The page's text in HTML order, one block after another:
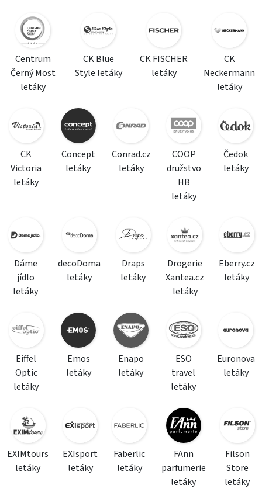
Centrum
Černý Most
letáky
CK Blue
Style letáky
CK FISCHER
letáky
CK
Neckermann
letáky
CK
Victoria
letáky
Concept
letáky
Conrad.cz
letáky
COOP
družstvo
HB
letáky
Čedok
letáky
Dáme
jídlo
letáky
decoDoma
letáky
Draps
letáky
Drogerie
Xantea.cz
letáky
Eberry.cz
letáky
Eiffel
Optic
letáky
Emos
letáky
Enapo
letáky
ESO
travel
letáky
Euronova
letáky
EXIMtours
letáky
EXIsport
letáky
Faberlic
letáky
FAnn
parfumerie
letáky
Filson
Store
letáky